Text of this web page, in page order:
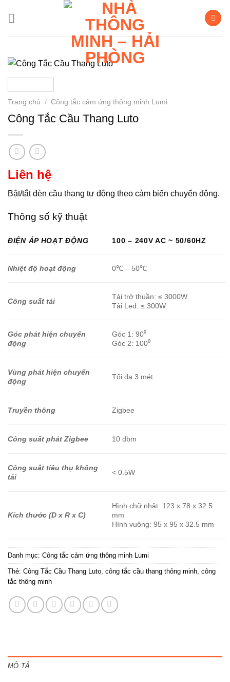
Trang chủ / Công tắc cảm ứng thông minh Lumi
Công Tắc Cầu Thang Luto
Liên hệ
Bật/tắt đèn cầu thang tự động theo cảm biến chuyển động.
Thông số kỹ thuật
ĐIỆN ÁP HOẠT ĐỘNG 100 – 240V AC ~ 50/60HZ
Nhiệt độ hoạt động 0℃ – 50℃
Công suất tải
Tải trở thuần: ≤ 3000W
Tải Led: ≤ 300W
Góc phát hiện chuyển
động
Góc 1: 90⁰
Góc 2: 100⁰
Vùng phát hiện chuyển
động
Tối đa 3 mét
Truyền thông Zigbee
Công suất phát Zigbee 10 dbm
Công suất tiêu thụ không
tải
< 0.5W
Kích thước (D x R x C)
Hình chữ nhật: 123 x 78 x 32.5
mm
Hình vuông: 95 x 95 x 32.5 mm
Danh mục: Công tắc cảm ứng thông minh Lumi
Thẻ: Công Tắc Cầu Thang Luto, công tắc cầu thang thông minh, công
tắc thông minh
MÔ TẢ